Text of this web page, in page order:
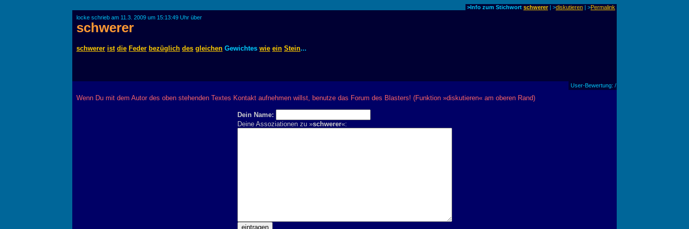
>Info zum Stichwort schwerer| >diskutieren | >Permalink
locke schrieb am 11.3. 2009 um 15:13:49 Uhr über
schwerer
schwerer ist die Feder bezüglich des gleichen Gewichtes wie ein Stein...
User-Bewertung: /
Wenn Du mit dem Autor des oben stehenden Textes Kontakt aufnehmen willst, benutze das Forum des Blasters! (Funktion »diskutieren« am oberen Rand)
Dein Name:
Deine Assoziationen zu »schwerer«: